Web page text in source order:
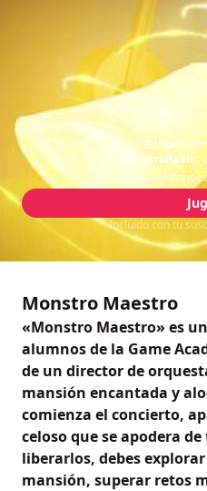
Editor:
Desarrollador:
Usa tu teléfono
Incluido con tu
Monstro Maestro
«Monstro Maestro» es
alumnos de la Game
de un director de
mansión encantada y
comienza el concierto,
celoso que se apodera
liberarlos, debes
mansión, superar retos